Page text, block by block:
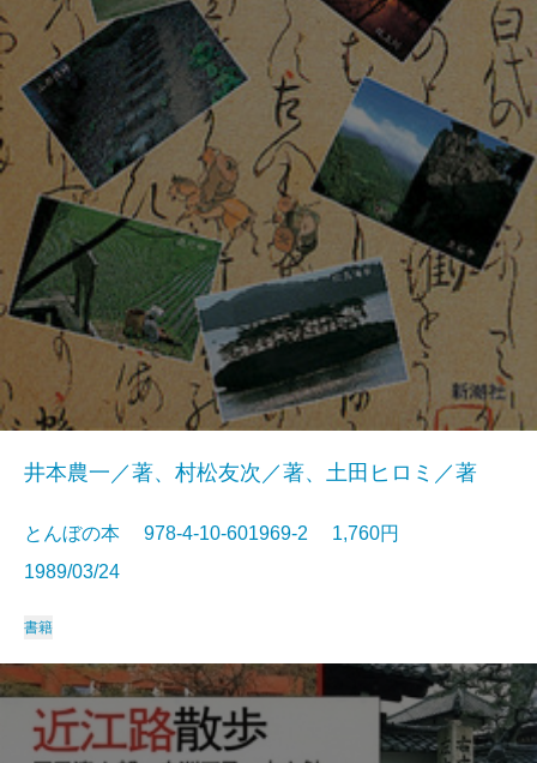
井本農一／著、村松友次／著、土田ヒロミ／著
とんぼの本 978-4-10-601969-2 1,760円
1989/03/24
書籍